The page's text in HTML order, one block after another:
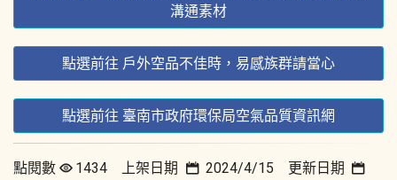
溝通素材
點選前往 戶外空品不佳時，易感族群請當心
點選前往 臺南市政府環保局空氣品質資訊網
點閱數 1434 上架日期
2024/4/15 更新日期